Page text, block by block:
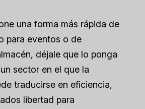
una forma más rápida de
para eventos o de
déjale que lo ponga
sector en el que la
traducirse en eficiencia,
libertad para